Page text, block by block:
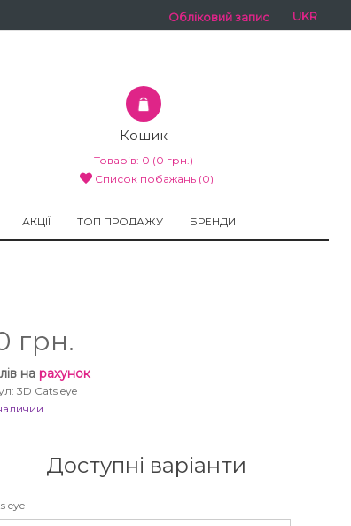
Обліковий запис UKR
Кошик
Товарів: 0 (0 грн.)
Список побажань (0)
АКЦІЇ ТОП ПРОДАЖУ БРЕНДИ
грн.
на рахунок
3D Cats eye
Доступні варіанти
eye